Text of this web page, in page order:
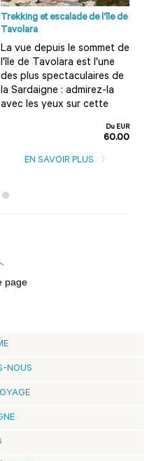
Trekking et escalade de l'île de
Tavolara
La vue depuis le sommet de
l'île de Tavolara est l'une
des plus spectaculaires de
la Sardaigne : admirez-la
avec les yeux sur cette
Du EUR
60.00
EN SAVOIR PLUS
page
NOUS